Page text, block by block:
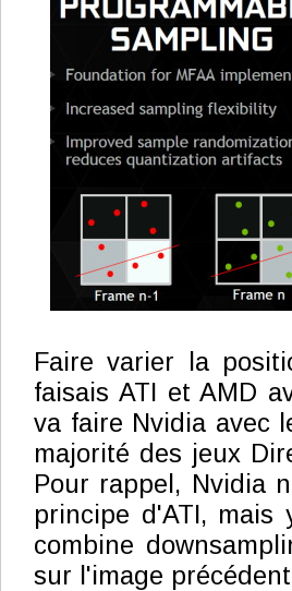
Faire varier la
faisais ATI et AMD
va faire Nvidia avec
majorité des jeux
Pour rappel, Nvidia
principe d'ATI,
combine
sur l'image